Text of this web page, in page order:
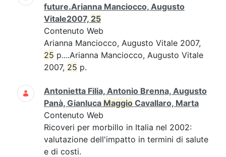
future.Arianna Manciocco, Augusto
Vitale2007, 25
Contenuto Web
Arianna Manciocco, Augusto Vitale 2007,
25 p....Arianna Manciocco, Augusto Vitale
2007, 25 p.
Antonietta Filia, Antonio Brenna, Augusto
Panà, Gianluca Maggio Cavallaro, Marta
Contenuto Web
Ricoveri per morbillo in Italia nel 2002:
valutazione dell'impatto in termini di salute
e di costi.